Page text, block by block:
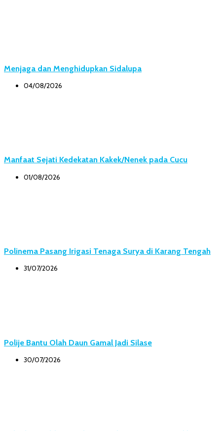
Menjaga dan Menghidupkan Sidalupa
04/08/2026
Manfaat Sejati Kedekatan Kakek/Nenek pada Cucu
01/08/2026
Polinema Pasang Irigasi Tenaga Surya di Karang Tengah
31/07/2026
Polije Bantu Olah Daun Gamal Jadi Silase
30/07/2026